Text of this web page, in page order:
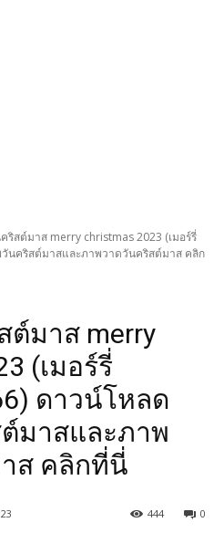
ริสต์มาส merry christmas 2023 (เมอร์รี่
นคริสต์มาสและภาพวาดวันคริสต์มาส คลิก
ต์มาส merry
(เมอร์รี่
ดาวน์โหลด
มาสและภาพ
ส คลิกที่นี่
0
444